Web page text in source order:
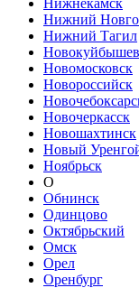
Нижнекамск
Нижний
Нижний Тагил
Новомосковск
Новороссийск
Новочеркасск
Новошахтинск
Новый
Ноябрьск
О
Обнинск
Одинцово
Октябрьский
Омск
Орел
Оренбург